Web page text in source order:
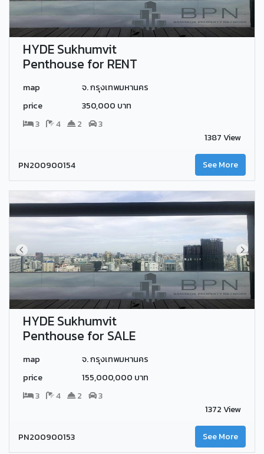
HYDE Sukhumvit
Penthouse for RENT
map
จ. กรุงเทพมหานคร
price
350,000 บาท
3
4 2
3
1387 View
PN200900154 See More
HYDE Sukhumvit
Penthouse for SALE
map
จ. กรุงเทพมหานคร
price
155,000,000 บาท
3
4 2
3
1372 View
PN200900153 See More